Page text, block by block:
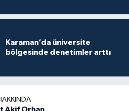
Karaman’da üniversite
bölgesinde denetimler arttı